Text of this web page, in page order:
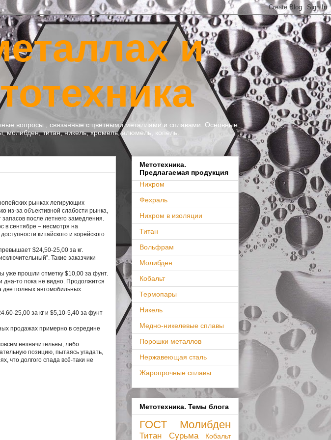
и
вопросы , связанные с цветными металлами и сплавами. Основные
титан, никель, хромель, алюмель, копель.
рынках легирующих
из-за объективной слабости рынка,
запасов после летнего замедления.
в сентябре – несмотря на
китайского и корейского
$24,50-25,00 за кг.
Такие заказчики
уже прошли отметку $10,00 за фунт.
дна-то пока не видно. Продолжится
две полных автомобильных
25,00 за кг и $5,10-5,40 за фунт
продажах примерно в середине
незначительны, либо
позицию, пытаясь угадать,
что долгого спада всё-таки не
Метотехника.
Предлагаемая продукция
Нихром
Фехраль
Нихром в изоляции
Титан
Вольфрам
Молибден
Кобальт
Термопары
Никель
Медно-никелевые сплавы
Порошки металлов
Нержавеющая сталь
Жаропрочные сплавы
Метотехника. Темы блога
ГОСТ Молибден
Титан Сурьма Кобальт